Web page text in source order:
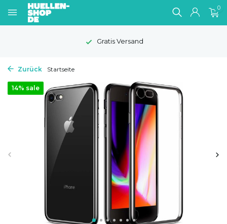
0
Gratis Versand
Zurück Startseite
14% sale